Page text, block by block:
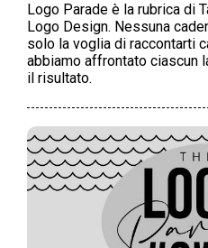
Logo Parade è la rubrica di
Logo Design. Nessuna
solo la voglia di raccontarti
abbiamo affrontato ciascun
il risultato.